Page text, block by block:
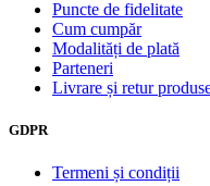
Puncte de fidelitate
Cum cumpăr
Modalități de plată
Parteneri
Livrare și retur
GDPR
Termeni și condiții